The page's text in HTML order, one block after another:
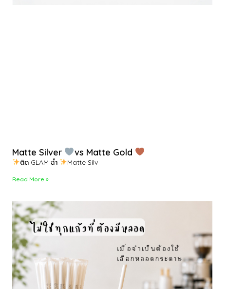
Matte Silver vs Matte Gold
ติด GLAM ฉ่ำ Matte Silv
Read More »